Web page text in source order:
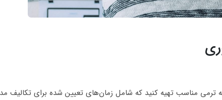
ترمی مناسب تهیه کنید که شامل زمان‌های تعیین شده برای تکالیف